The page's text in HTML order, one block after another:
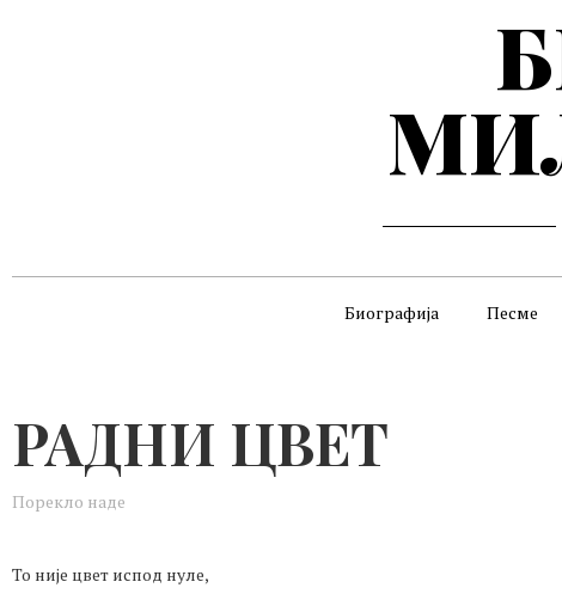
Биографија Песме
РАДНИ ЦВЕТ
Порекло наде
То није цвет испод нуле,